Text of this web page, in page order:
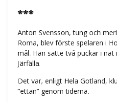
***
Anton Svensson, tung och
Roma, blev förste spelaren i
mål. Han satte två puckar i
Järfälla.
Det var, enligt Hela Gotland,
”ettan” genom tiderna.